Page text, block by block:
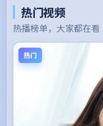
热门视频
热播榜单，大家都在看
热门